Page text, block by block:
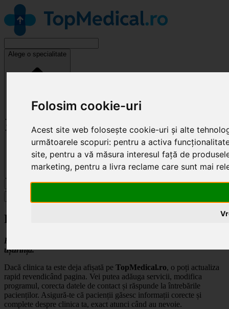
Folosim cookie-uri
Acest site web folosește cookie-uri și alte
următoarele scopuri: pentru a activa
site, pentru a vă măsura interesul față de
marketing, pentru a livra reclame care sunt mai
Alege o specialitate
Cluj-Napoca
Revendică clinică
Revendică profilul clinicii tale și gestionează-ți prezența online cu
ușurință.
Dacă clinica ta este deja afișată pe TopMedical.ro, o poți actualiza
rapid revendicând pagina. Vei putea adăuga servicii, modifica
programul, corecta datele de contact și răspunde la întrebările
pacienților. Asigură-te că pacienții găsesc informații corecte și
complete despre clinica ta, exact atunci când au nevoie.